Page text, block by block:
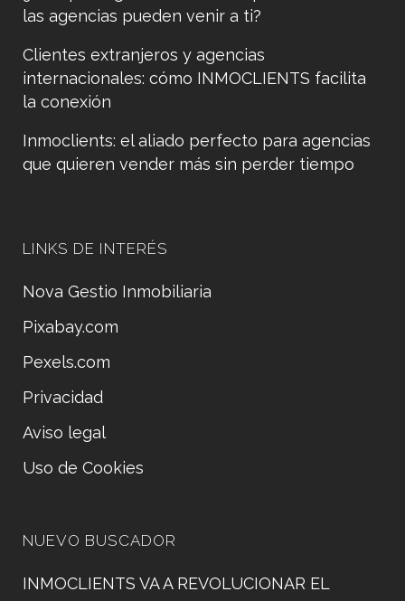
las agencias pueden venir a ti?
Clientes extranjeros y agencias
internacionales: cómo INMOCLIENTS facilita
la conexión
Inmoclients: el aliado perfecto para agencias
que quieren vender más sin perder tiempo
LINKS DE INTERÉS
Nova Gestio Inmobiliaria
Pixabay.com
Pexels.com
Privacidad
Aviso legal
Uso de Cookies
NUEVO BUSCADOR
INMOCLIENTS VA A REVOLUCIONAR EL